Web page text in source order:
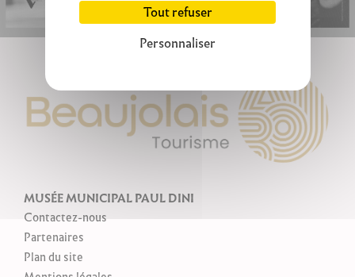
Tout refuser
Personnaliser
MUSÉE MUNICIPAL PAUL DINI
Contactez-nous
Partenaires
Plan du site